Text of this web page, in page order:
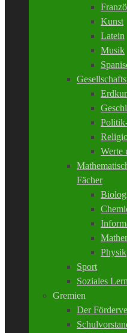
Kunst
Latein
Musik
Werte
Fächer
Physik
Sport
Soziales
Gremien
Der